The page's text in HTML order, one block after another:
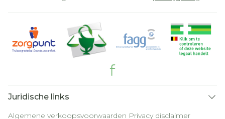
Juridische links
Algemene verkoopsvoorwaarden Privacy disclaimer